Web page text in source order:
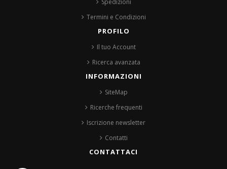
Spedizioni
Termini e Condizioni
PROFILO
Il tuo Account
Ricerca avanzata
INFORMAZIONI
SiteMap
Ricerche frequenti
Iscrizione newsletter
Contatti
CONTATTACI